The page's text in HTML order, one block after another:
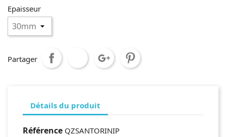
Epaisseur
Partager
Détails du produit
Référence QZSANTORINIP